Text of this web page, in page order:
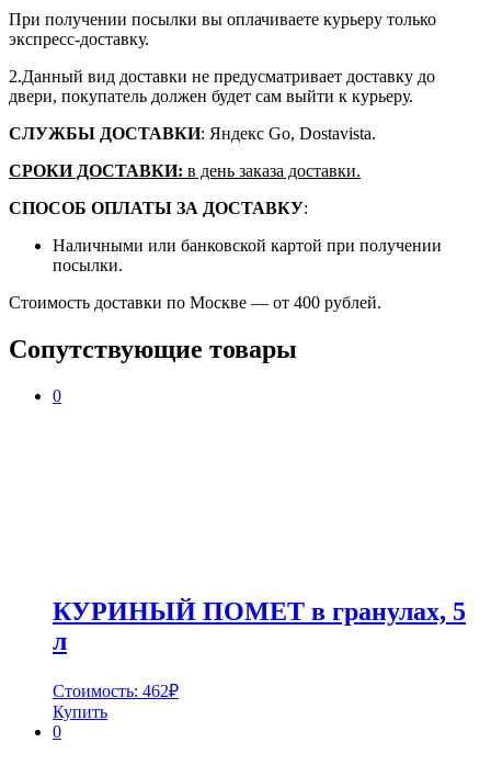
При получении посылки вы оплачиваете курьеру только
экспресс-доставку.
2.Данный вид доставки не предусматривает доставку до
двери, покупатель должен будет сам выйти к курьеру.
СЛУЖБЫ ДОСТАВКИ: Яндекс Go, Dostavista.
СРОКИ ДОСТАВКИ: в день заказа доставки.
СПОСОБ ОПЛАТЫ ЗА ДОСТАВКУ:
Наличными или банковской картой при получении
посылки.
Стоимость доставки по Москве — от 400 рублей.
Сопутствующие товары
0
КУРИНЫЙ ПОМЕТ в гранулах, 5
л
Стоимость: 462₽
Купить
0